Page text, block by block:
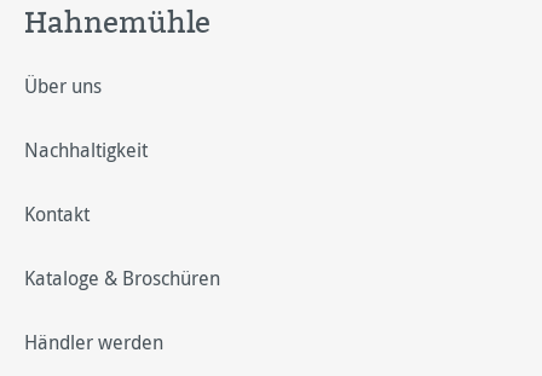
Hahnemühle
Über uns
Nachhaltigkeit
Kontakt
Kataloge & Broschüren
Händler werden